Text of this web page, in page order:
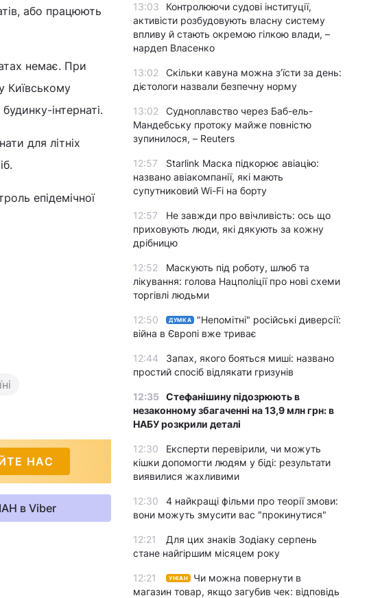
або працюють
немає. При
Київському
інтернаті.
для літніх
епідемічної
НАС
в Viber
13:03
Контролюючи судові інституції,
активісти розбудовують власну систему
впливу й стають окремою гілкою влади, –
нардеп Власенко
13:02
Скільки кавуна можна з’їсти за день:
дієтологи назвали безпечну норму
13:02
Судноплавство через Баб-ель-
Мандебську протоку майже повністю
зупинилося, – Reuters
12:57
Starlink Маска підкорює авіацію:
названо авіакомпанії, які мають
супутниковий Wi-Fi на борту
12:57
Не завжди про ввічливість: ось що
приховують люди, які дякують за кожну
дрібницю
12:52
Маскують під роботу, шлюб та
лікування: голова Нацполіції про нові схеми
торгівлі людьми
12:50 ДУМКА
"Непомітні" російські диверсії:
війна в Європі вже триває
12:44
Запах, якого бояться миші: названо
простий спосіб відлякати гризунів
12:35 Стефанішину підозрюють в
незаконному збагаченні на 13,9 млн грн: в
НАБУ розкрили деталі
12:30
Експерти перевірили, чи можуть
кішки допомогти людям у біді: результати
виявилися жахливими
12:30
4 найкращі фільми про теорії змови:
вони можуть змусити вас "прокинутися"
12:21
Для цих знаків Зодіаку серпень
стане найгіршим місяцем року
12:21 УНІАН
Чи можна повернути в
магазин товар, якщо загубив чек: відповідь